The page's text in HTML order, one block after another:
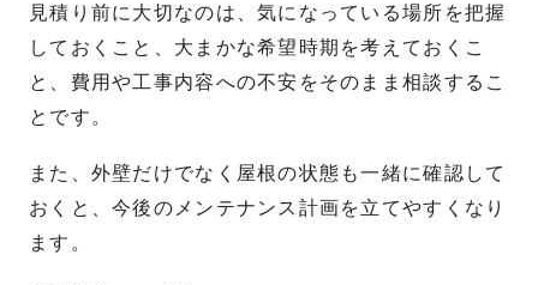
見積り前に大切なのは、気になっている場所を把握
しておくこと、大まかな希望時期を考えておくこ
と、費用や工事内容への不安をそのまま相談するこ
とです。
また、外壁だけでなく屋根の状態も一緒に確認して
おくと、今後のメンテナンス計画を立てやすくなり
ます。